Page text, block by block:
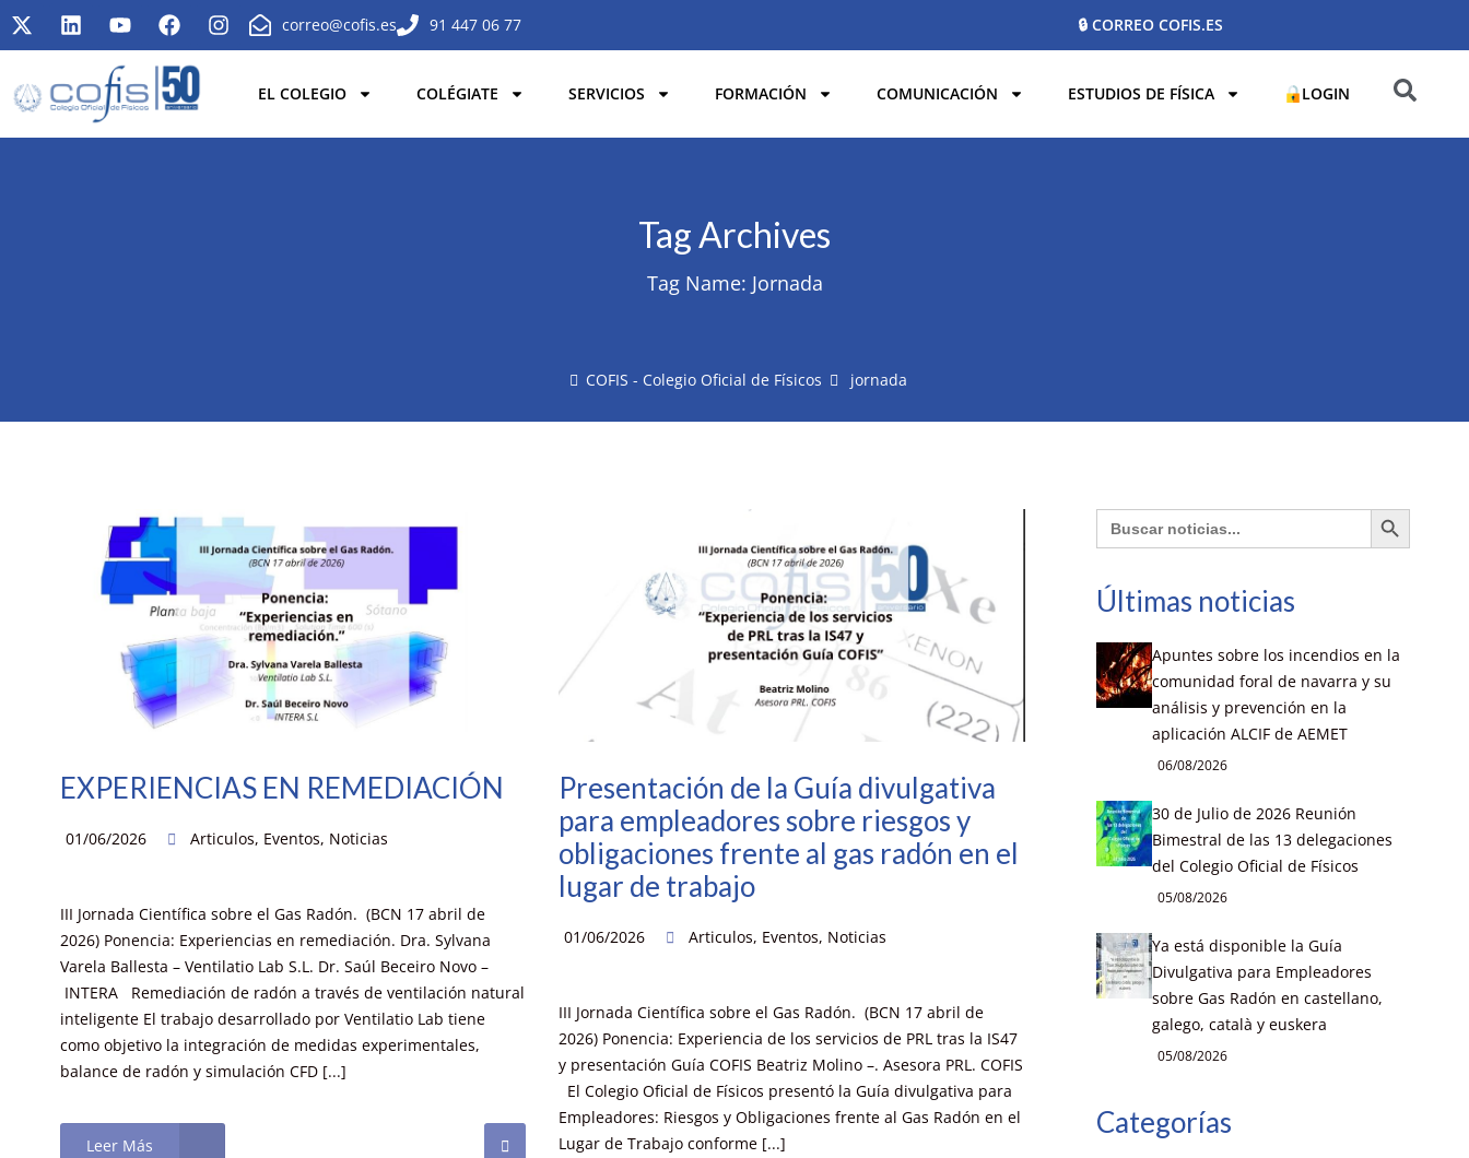
correo@cofis.es 91 447 06 77 🔒 CORREO COFIS.ES
EL COLEGIO COLÉGIATE SERVICIOS FORMACIÓN COMUNICACIÓN ESTUDIOS DE FÍSICA LOGIN
Tag Archives
Tag Name: Jornada
COFIS - Colegio Oficial de Físicos jornada
EXPERIENCIAS EN REMEDIACIÓN
01/06/2026 Articulos, Eventos, Noticias
III Jornada Científica sobre el Gas Radón. (BCN 17 abril de
2026) Ponencia: Experiencias en remediación. Dra. Sylvana
Varela Ballesta – Ventilatio Lab S.L. Dr. Saúl Beceiro Novo –
INTERA Remediación de radón a través de ventilación natural
inteligente El trabajo desarrollado por Ventilatio Lab tiene
como objetivo la integración de medidas experimentales,
balance de radón y simulación CFD [...]
Leer Más
Presentación de la Guía divulgativa
para empleadores sobre riesgos y
obligaciones frente al gas radón en el
lugar de trabajo
01/06/2026 Articulos, Eventos, Noticias
III Jornada Científica sobre el Gas Radón. (BCN 17 abril de
2026) Ponencia: Experiencia de los servicios de PRL tras la IS47
y presentación Guía COFIS Beatriz Molino –. Asesora PRL. COFIS
El Colegio Oficial de Físicos presentó la Guía divulgativa para
Empleadores: Riesgos y Obligaciones frente al Gas Radón en el
Lugar de Trabajo conforme [...]
Buscar: Botón de búsqueda
Últimas noticias
Apuntes sobre los incendios en la
comunidad foral de navarra y su
análisis y prevención en la
aplicación ALCIF de AEMET
06/08/2026
30 de Julio de 2026 Reunión
Bimestral de las 13 delegaciones
del Colegio Oficial de Físicos
05/08/2026
Ya está disponible la Guía
Divulgativa para Empleadores
sobre Gas Radón en castellano,
galego, català y euskera
05/08/2026
Categorías